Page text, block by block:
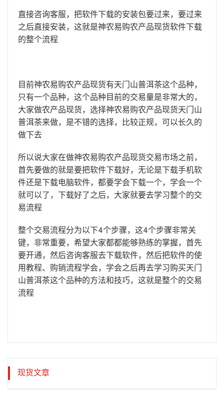
直接咨询客服，把软件下载的安装包要过来，要过来
之后直接安装，这就是神农易购农产品现货软件下载
的整个流程
目前神农易购农产品现货有天门山普洱茶这个品种，
只有一个品种，这个品种目前的交易量是非常大的，
大家做农产品现货，选择神农易购农产品现货天门山
普洱茶来做，是不错的选择，比较正规，可以长久的
做下去
所以说大家在做神农易购农产品现货交易市场之前，
首先要做的就是要把软件下载好，无论是下载手机软
件还是下载电脑软件，都要学会下载一个，学会一个
就可以了，下载好了之后，大家就要去学习整个的交
易流程
整个交易流程分为以下4个步骤，这4个步骤非常关
键，非常重要，希望大家都都能够熟练的掌握，首先
要开通，然后咨询客服去下载软件，然后把软件的使
用教程、购销流程学会，学会之后再去学习购买天门
山普洱茶这个品种的方法和技巧，这就是整个的交易
流程
现货文章